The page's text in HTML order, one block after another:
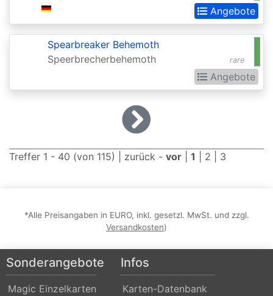
Commander
Dominaria
Double
Maze
Decks:
Ajani
vs.
Angebote
rare
Spearbreaker Behemoth
Speerbrecherbehemoth
Angebote
Treffer 1 - 40 (von 115) | zurück - vor 1 2 3
*Alle Preisangaben in EURO, inkl. gesetzl. MwSt. und zzgl.
Versandkosten)
Sonderangebote
Magic Einzelkarten
Infos
Karten-Datenbank